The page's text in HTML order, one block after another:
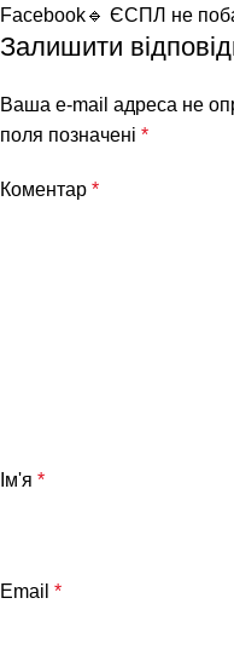
Facebook🔹 ЄСПЛ не
Залишити
Ваша e-mail адреса не
поля позначені *
Коментар *
Ім'я *
Email *